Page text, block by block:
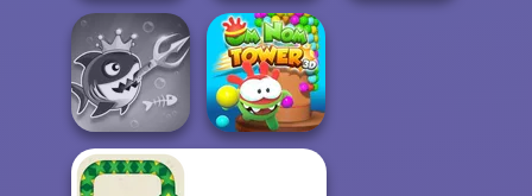
Night OffRoad
Cargo
Stickman Rogue
Online